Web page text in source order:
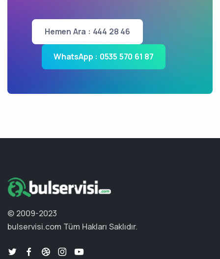
Hemen Ara : 444 28 46
WhatsApp : 0535 570 61 87
© 2009-2023
bulservisi.com Tüm Hakları Saklıdır.